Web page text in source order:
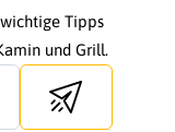
Tipps
und Grill.
Send newsletter